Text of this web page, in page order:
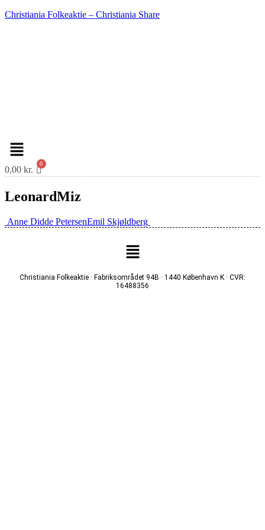
Christiania Folkeaktie – Christiania Share
Menu
0,00 kr.
LeonardMiz
Post
Anne Didde PetersenEmil Skjøldberg
Menu
Christiania Folkeaktie · Fabriksområdet 94B · 1440 København K · CVR:
16488356